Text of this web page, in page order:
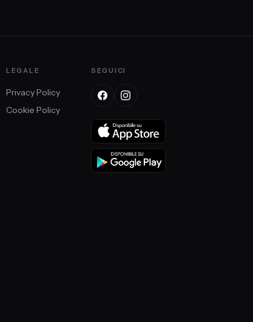
LEGALE
Privacy Policy
Cookie Policy
SEGUICI